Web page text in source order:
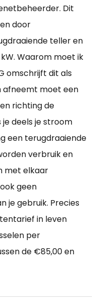
Dit
door
teller en
Waarom moet ik
omschrijft dit als
afneemt moet een
richting de
deels je stroom
een terugdraaiende
verbruik en
met elkaar
geen
je gebruik. Precies
in leven
per
de €85,00 en